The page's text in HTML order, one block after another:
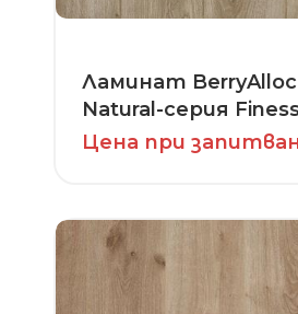
Ламинат BerryAlloc
Natural-серия
Цена при